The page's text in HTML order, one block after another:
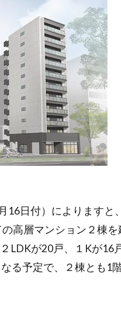
16日付）によりますと
高層マンション２棟
LDKが20戸、１Kが16
る予定で、２棟とも1